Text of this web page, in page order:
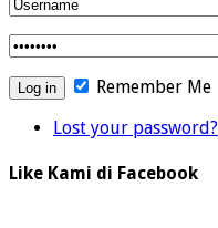
Remember Me
Lost your password?
Like Kami di Facebook